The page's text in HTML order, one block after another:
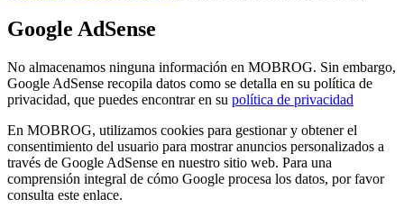
Google AdSense
No almacenamos ninguna información en MOBROG. Sin embargo,
Google AdSense recopila datos como se detalla en su política de
privacidad, que puedes encontrar en su política de privacidad
En MOBROG, utilizamos cookies para gestionar y obtener el
consentimiento del usuario para mostrar anuncios personalizados a
través de Google AdSense en nuestro sitio web. Para una
comprensión integral de cómo Google procesa los datos, por favor
consulta este enlace.